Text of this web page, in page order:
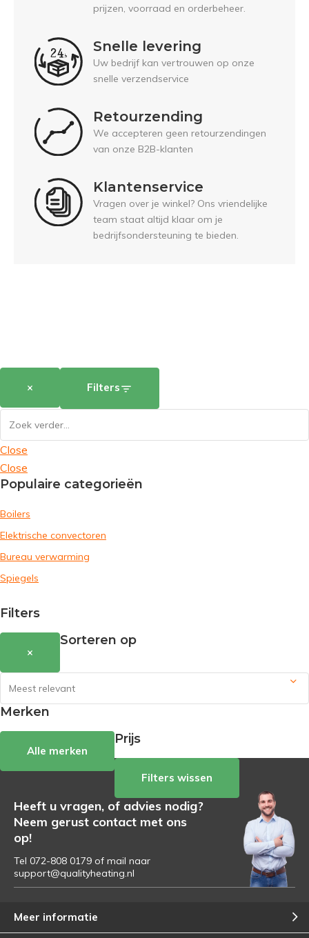
prijzen, voorraad en orderbeheer.
Snelle levering
Uw bedrijf kan vertrouwen op onze
snelle verzendservice
Retourzending
We accepteren geen retourzendingen
van onze B2B-klanten
Klantenservice
Vragen over je winkel? Ons vriendelijke
team staat altijd klaar om je
bedrijfsondersteuning te bieden.
× Filters
Close
Close
Populaire categorieën
Boilers
Elektrische convectoren
Bureau verwarming
Spiegels
Filters
×
Sorteren op
Merken
Alle merken
Prijs
Filters wissen
Heeft u vragen, of advies nodig?
Neem gerust contact met ons
op!
Tel 072-808 0179 of mail naar
support@qualityheating.nl
Meer informatie